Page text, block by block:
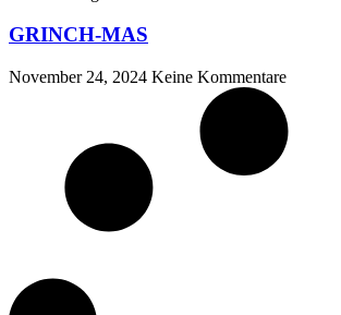
GRINCH-MAS
November 24, 2024 Keine Kommentare